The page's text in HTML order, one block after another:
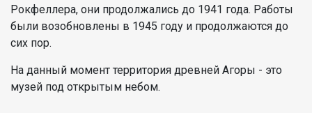
Рокфеллера, они продолжались до 1941 года. Работы
были возобновлены ​​в 1945 году и продолжаются до
сих пор.
На данный момент территория древней Агоры - это
музей под открытым небом.